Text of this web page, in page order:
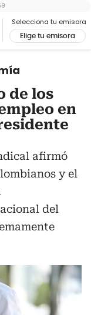
Selecciona tu emisora
Elige tu emisora
de los
en
afirmó
y el
del